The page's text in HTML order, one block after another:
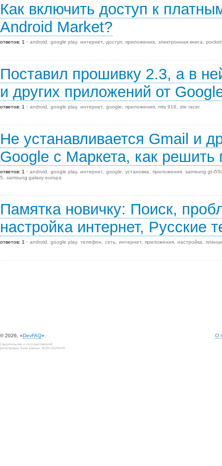
Как включить доступ к
Android Market?
ответов: 1 android google play интернет доступ приложения электронная книга
Поставил прошивку 2.3, а в
и других приложений от
ответов: 1 android google play интернет google приложения mts 916 zte racer
Не устанавливается Gmail и
Google с Маркета, как решить
ответов: 1 android google play интернет google установка приложения
samsung gt-
5
samsung galaxy europa
Памятка новичку: Поиск,
настройка интернет, Русские
ответов: 1 android google play телефон сеть интернет приложения настройка
© 2026, «DevFAQ». О
Свидетельство о государственной
регистрации базы данных №2012620649.